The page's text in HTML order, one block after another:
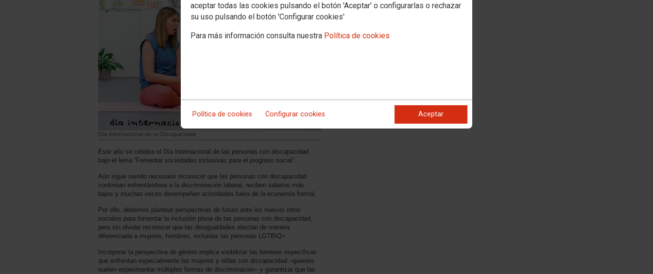
aceptar todas las cookies pulsando el botón 'Aceptar' o configurarlas o rechazar
su uso pulsando el botón 'Configurar cookies'
Para más información consulta nuestra Política de cookies
Política de cookies Configurar cookies Aceptar
Día Internacional de la Discapacidad
Este año se celebra el Día Internacional de las personas con discapacidad
bajo el lema “Fomentar sociedades inclusivas para el progreso social”.
Aún sigue siendo necesario reconocer que las personas con discapacidad
continúan enfrentándose a la discriminación laboral, reciben salarios más
bajos y muchas veces desempeñan actividades fuera de la economía formal.
Por ello, debemos plantear perspectivas de futuro ante los nuevos retos
sociales para fomentar la inclusión plena de las personas con discapacidad,
pero sin olvidar reconocer que las desigualdades afectan de manera
diferenciada a mujeres, hombres, incluidas las personas LGTBIQ+.
Incorporar la perspectiva de género implica visibilizar las barreras específicas
que enfrentan especialmente las mujeres y niñas con discapacidad –quienes
suelen experimentar múltiples formas de discriminación– y garantizar que las